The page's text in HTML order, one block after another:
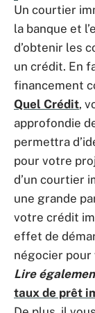
Un courtier
la banque et
d’obtenir les
un crédit. En
financement
Quel Crédit,
approfondie
permettra
pour votre
d’un courtier
une grande
votre crédit
effet de
négocier pour
Lire
taux de prêt